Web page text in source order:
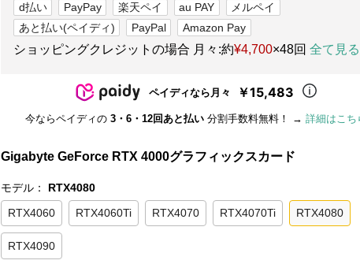
d払い
PayPay 楽天ペイ au PAY
メルペイ
あと払い(ペイディ)
PayPal Amazon Pay
ショッピングクレジットの場合 月々:約¥4,700×48回 全て見る
ペイディなら月々 ￥15,483
今ならペイディの 3・6・12回あと払い 分割手数料無料！ → 詳細はこち
Gigabyte GeForce RTX 4000グラフィックスカード
モデル： RTX4080
RTX4060 RTX4060Ti RTX4070 RTX4070Ti RTX4080
RTX4090